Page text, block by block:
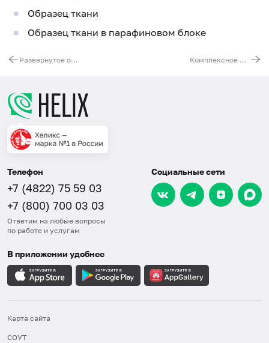
Образец ткани
Образец ткани в парафиновом блоке
Развернутое онкогенетическое исследование при колоректальном раке (MSI, BRAF, KRAS, NRAS) Комплексное обследование потери гетерозиготности (гены PTEN, RB1, TP53)
Телефон
+7 (4822) 75 59 03
+7 (800) 700 03 03
Ответим на любые вопросы
по работе и услугам
Социальные сети
В приложении удобнее
Карта сайта
СОУТ